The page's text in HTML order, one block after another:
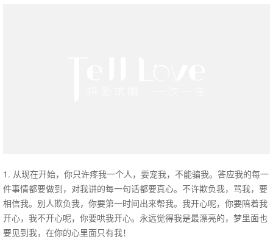
1. 从现在开始，你只许疼我一个人，要宠我，不能骗我。答应我的每一
件事情都要做到，对我讲的每一句话都要真心。不许欺负我，骂我，要
相信我。别人欺负我，你要第一时间出来帮我。我开心呢，你要陪着我
开心，我不开心呢，你要哄我开心。永远觉得我是最漂亮的，梦里面也
要见到我，在你的心里面只有我！